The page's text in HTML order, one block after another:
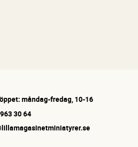
måndag-fredag, 10-16
30 64